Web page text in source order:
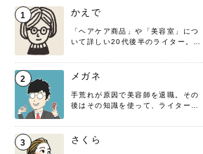
1 かえで
「ヘアケア商品」や「美容室」につ
いて詳しい20代後半のライター。楽
す！
2 メガネ
手荒れが原因で美容師を退職。その
後はその知識を使って、ライターと
髪の知識をわかりやすく紹介しま
す！
3 さくら